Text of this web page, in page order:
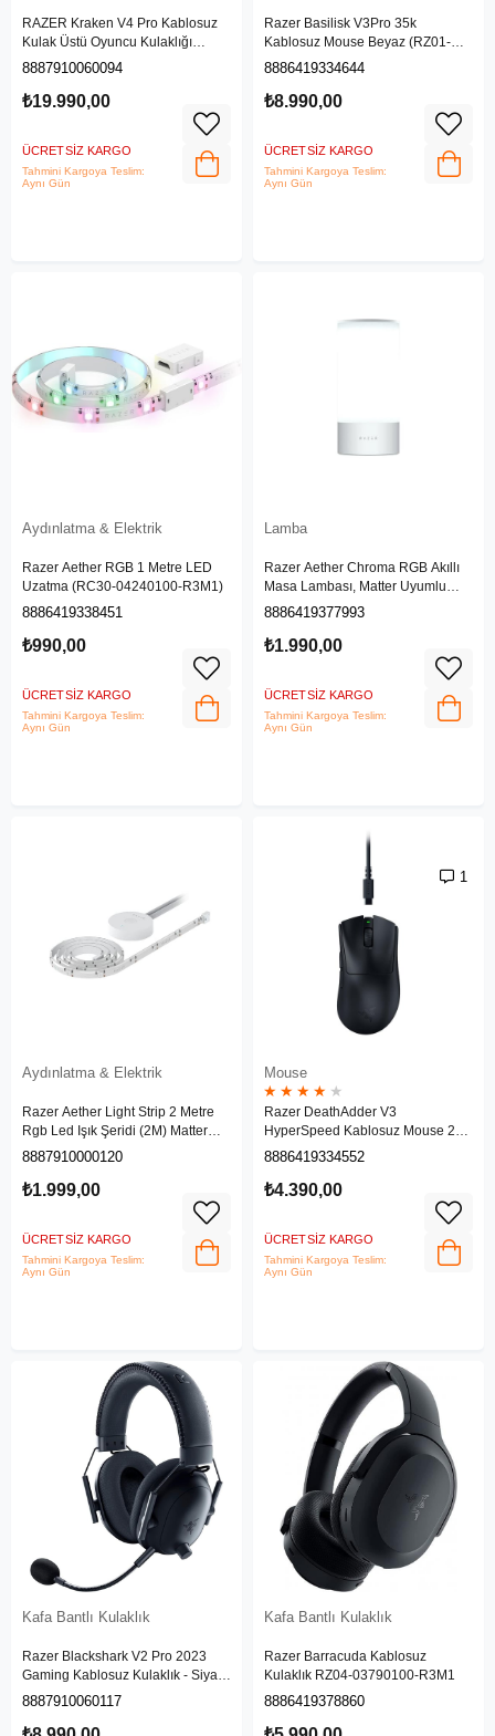
RAZER Kraken V4 Pro Kablosuz
Kulak Üstü Oyuncu Kulaklığı
RZ04-05160100-R3M1
8887910060094
₺19.990,00
ÜCRETSIZ KARGO
Tahmini Kargoya Teslim:
Aynı Gün
Razer Basilisk V3Pro 35k
Kablosuz Mouse Beyaz (RZ01-
05240200-R3G1)
8886419334644
₺8.990,00
ÜCRETSIZ KARGO
Tahmini Kargoya Teslim:
Aynı Gün
Aydınlatma & Elektrik
Razer Aether RGB 1 Metre LED
Uzatma (RC30-04240100-R3M1)
8886419338451
₺990,00
ÜCRETSIZ KARGO
Tahmini Kargoya Teslim:
Aynı Gün
Lamba
Razer Aether Chroma RGB Akıllı
Masa Lambası, Matter Uyumlu
RZ43-04070100-RGWB
8886419377993
₺1.990,00
ÜCRETSIZ KARGO
Tahmini Kargoya Teslim:
Aynı Gün
Aydınlatma & Elektrik
Razer Aether Light Strip 2 Metre
Rgb Led Işık Şeridi (2M) Matter
Uyumlu RZ43-04240100-R3G1
8887910000120
₺1.999,00
ÜCRETSIZ KARGO
Tahmini Kargoya Teslim:
Aynı Gün
Mouse
★ ★ ★ ★ ★
Razer DeathAdder V3
HyperSpeed Kablosuz Mouse 26K
Dpi (RZ01-05140100-R3G1)
1
8886419334552
₺4.390,00
ÜCRETSIZ KARGO
Tahmini Kargoya Teslim:
Aynı Gün
Kafa Bantlı Kulaklık
Razer Blackshark V2 Pro 2023
Gaming Kablosuz Kulaklık - Siyah
‎RZ04-04530100-R3M1
8887910060117
Kafa Bantlı Kulaklık
Razer Barracuda Kablosuz
Kulaklık RZ04-03790100-R3M1
8886419378860